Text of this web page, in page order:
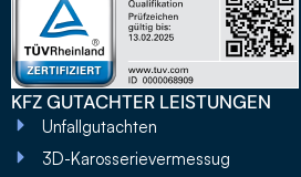
KFZ GUTACHTER LEISTUNGEN
Unfallgutachten
3D-Karosserievermessug